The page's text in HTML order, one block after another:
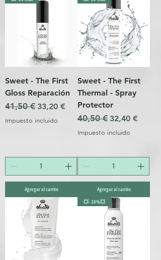
Sweet - The First
Gloss Reparación
Precio
41,50 € Precio de oferta
33,20 €
Impuesto incluido
Agregar al carrito
Sweet - The First
Thermal - Spray
Protector
Precio
40,50 € Precio de
32,40 €
Impuesto incluido
Agregar al carrito
💥- 20%💥